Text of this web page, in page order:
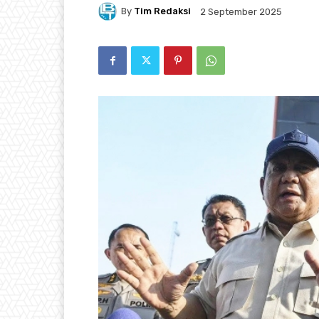
By Tim Redaksi 2 September 2025